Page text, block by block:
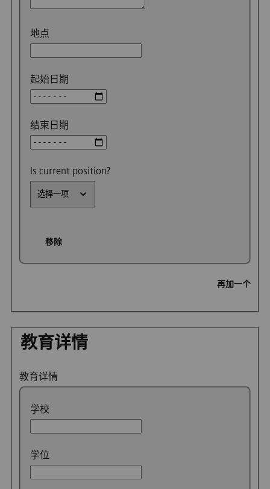
地点
起始日期
结束日期
Is current position?
移除
再加一个
教育详情
教育详情
学校
学位